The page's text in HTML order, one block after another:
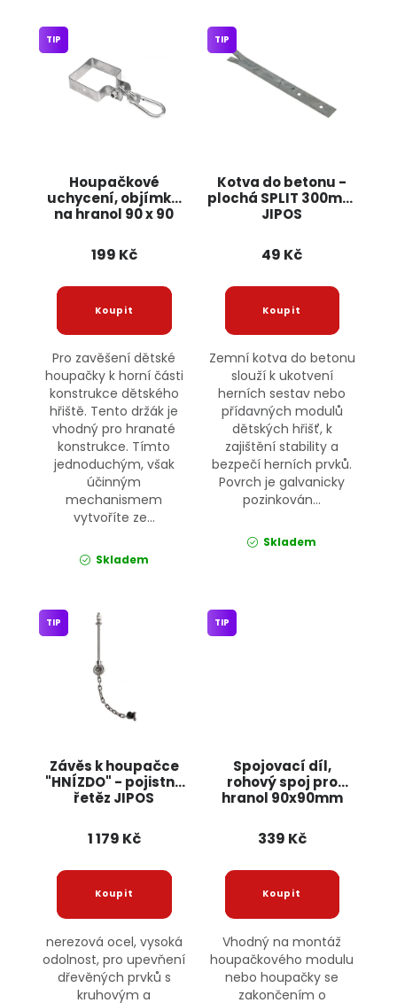
Houpačkové
uchycení, objímka
na hranol 90 x 90
TIP
199 Kč
Pro zavěšení dětské
houpačky k horní části
konstrukce dětského
hřiště. Tento držák je
vhodný pro hranaté
konstrukce. Tímto
jednoduchým, však
účinným
mechanismem
vytvoříte ze...
Skladem
Kotva do betonu -
plochá SPLIT 300mm
JIPOS
TIP
49 Kč
Zemní kotva do betonu
slouží k ukotvení
herních sestav nebo
přídavných modulů
dětských hřišť, k
zajištění stability a
bezpečí herních prvků.
Povrch je galvanicky
pozinkován...
Skladem
Závěs k houpačce
"HNÍZDO" - pojistný
řetěz JIPOS
TIP
1 179 Kč
nerezová ocel, vysoká
odolnost, pro upevňení
dřevěných prvků s
kruhovým a
Spojovací díl,
rohový spoj pro
hranol 90x90mm
JIPOS
TIP
339 Kč
Vhodný na montáž
houpačkového modulu
nebo houpačky se
zakončením o